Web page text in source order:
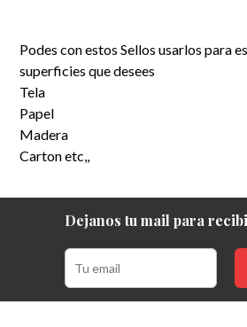
Podes con estos Sellos usarlos para
superficies que desees
Tela
Papel
Madera
Carton etc,,
Dejanos tu mail para